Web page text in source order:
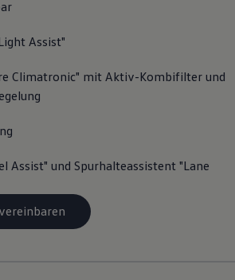
R
Unfallhilfe
Assist"
Climatronic" mit Aktiv-Kombifilter und
Assist" und Spurhalteassistent "Lane